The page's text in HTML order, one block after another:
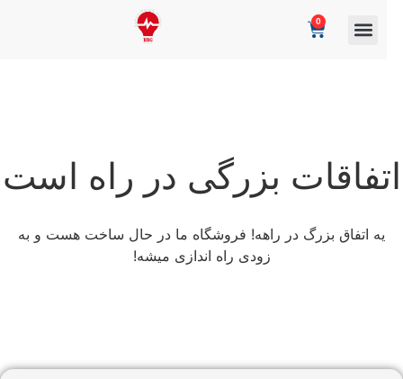
بزرگی در راه است
یه اتفاق بزرگ در راهه! فروشگاه ما در حال ساخت هست و به
زودی راه اندازی میشه!